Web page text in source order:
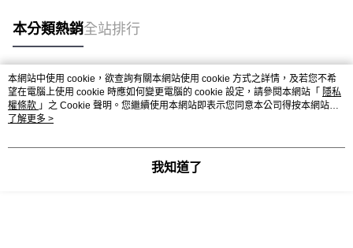
本分類熱銷全站排行
熱門標籤
本網站中使用 cookie，欲查詢有關本網站使用 cookie 方式之詳情，及若您不希
望在電腦上使用 cookie 時應如何變更電腦的 cookie 設定，請參閱本網站「 隱私
權條款 」之 Cookie 聲明。您繼續使用本網站即表示您同意本公司得按本網站使
用條款之 Cookie 聲明使用 cookie。
了解更多 >
我知道了